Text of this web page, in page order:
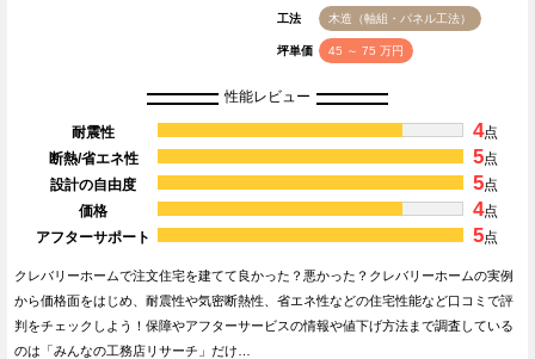
工法 木造（軸組・パネル工法）
坪単価 45 ～ 75 万円
性能レビュー
耐震性 4点
断熱/省エネ性
5点
設計の自由度
5点
価格
4点
アフターサポート
5点
クレバリーホームで注文住宅を建てて良かった？悪かった？クレバリーホームの実例
から価格面をはじめ、耐震性や気密断熱性、省エネ性などの住宅性能など口コミで評
判をチェックしよう！保障やアフターサービスの情報や値下げ方法まで調査している
のは「みんなの工務店リサーチ」だけ…